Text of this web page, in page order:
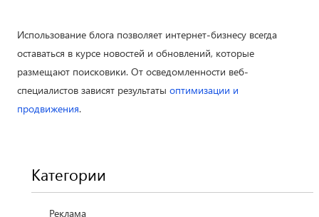
Использование блога позволяет интернет-бизнесу всегда
оставаться в курсе новостей и обновлений, которые
размещают поисковики. От осведомленности веб-
специалистов зависят результаты оптимизации и
продвижения.
Категории
Реклама